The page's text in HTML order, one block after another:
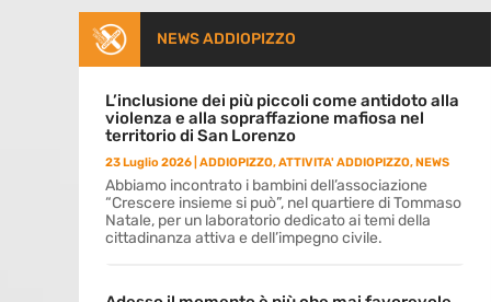
NEWS ADDIOPIZZO
L’inclusione dei più piccoli come antidoto alla
violenza e alla sopraffazione mafiosa nel
territorio di San Lorenzo
23 Luglio 2026 ADDIOPIZZO,ATTIVITA' ADDIOPIZZO, NEWS
Abbiamo incontrato i bambini dell’associazione
“Crescere insieme si può”, nel quartiere di Tommaso
Natale, per un laboratorio dedicato ai temi della
cittadinanza attiva e dell’impegno civile.